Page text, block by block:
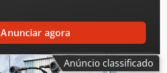
Anunciar agora
Anúncio classificado